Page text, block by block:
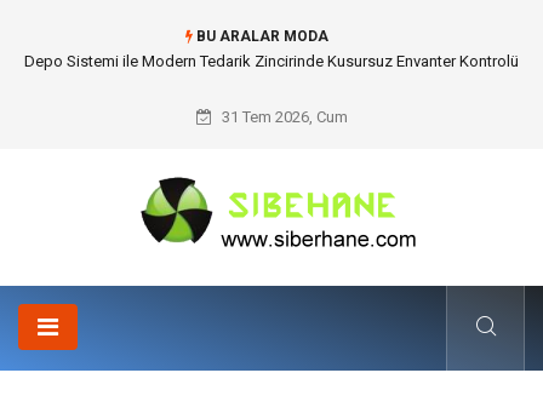
BU ARALAR MODA
Akrilik Boyama Seti ile Evinizde Dijitalden Uzak Bir Deşarj Alanı Tasarlayın
31 Tem 2026, Cum